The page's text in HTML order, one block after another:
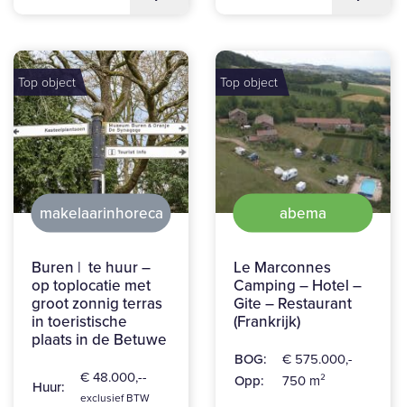
Top object
makelaarinhoreca
Buren | te huur –
op toplocatie met
groot zonnig terras
in toeristische
plaats in de Betuwe
Huur:
€ 48.000,--
exclusief BTW
Top object
abema
Le Marconnes
Camping – Hotel –
Gite – Restaurant
(Frankrijk)
BOG:
€ 575.000,-
Opp:
750 m²